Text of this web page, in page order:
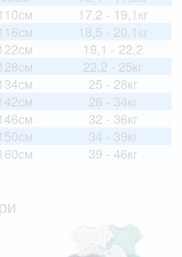
17,2 - 19,1кг
18,5 - 20,1кг
19,1 - 22,2
22,2 - 25кг
25 - 28кг
28 - 34кг
32 - 36кг
34 - 39кг
39 - 46кг